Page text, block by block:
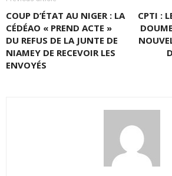
COUP D’ÉTAT AU NIGER : LA
CÉDÉAO « PREND ACTE »
DU REFUS DE LA JUNTE DE
NIAMEY DE RECEVOIR LES
ENVOYÉS
CPTI :